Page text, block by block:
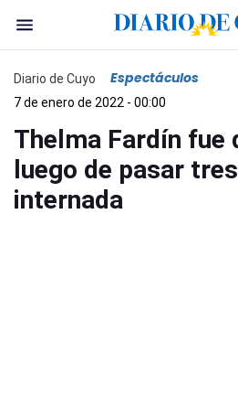
Diario de Cuyo Espectáculos
7 de enero de 2022 - 00:00
Thelma Fardín fue
luego de pasar
internada